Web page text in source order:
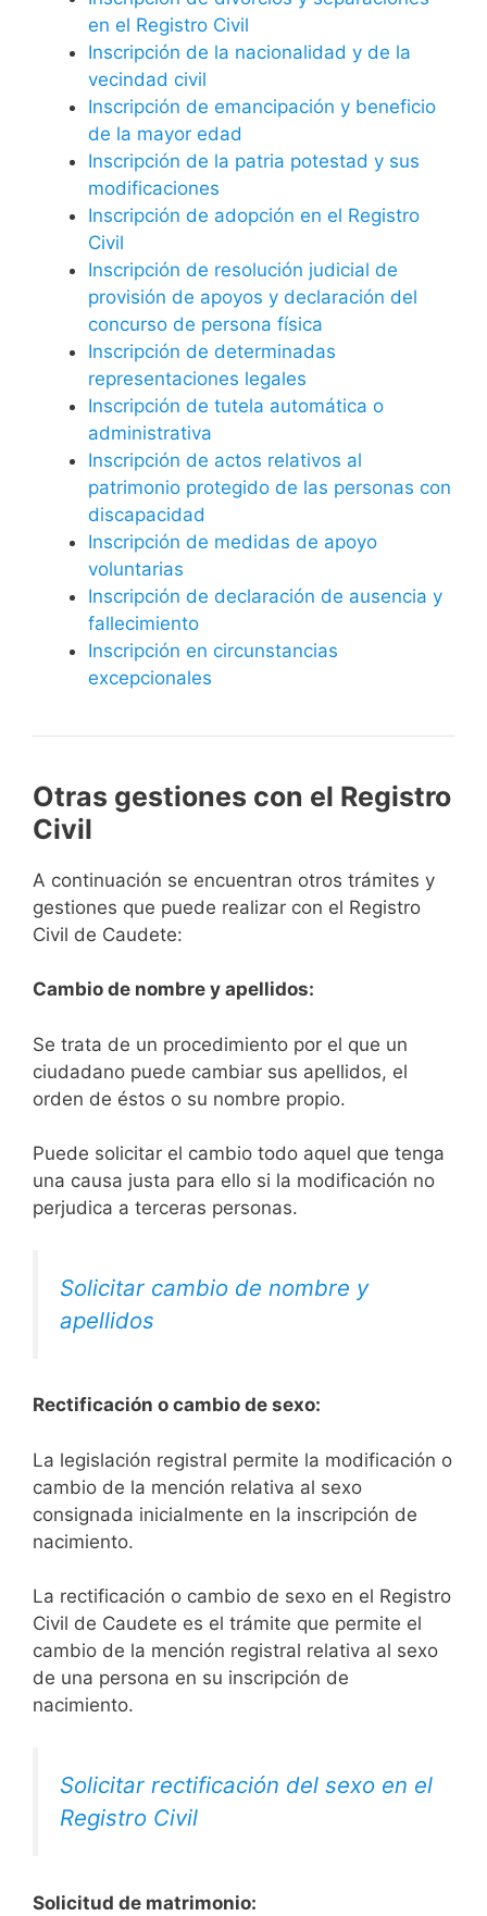
en el Registro Civil
Inscripción de la nacionalidad y de la
vecindad civil
Inscripción de emancipación y beneficio
de la mayor edad
Inscripción de la patria potestad y sus
modificaciones
Inscripción de adopción en el Registro
Civil
Inscripción de resolución judicial de
provisión de apoyos y declaración del
concurso de persona física
Inscripción de determinadas
representaciones legales
Inscripción de tutela automática o
administrativa
Inscripción de actos relativos al
patrimonio protegido de las personas con
discapacidad
Inscripción de medidas de apoyo
voluntarias
Inscripción de declaración de ausencia y
fallecimiento
Inscripción en circunstancias
excepcionales
Otras gestiones con el Registro
Civil
A continuación se encuentran otros trámites y
gestiones que puede realizar con el Registro
Civil de Caudete:
Cambio de nombre y apellidos:
Se trata de un procedimiento por el que un
ciudadano puede cambiar sus apellidos, el
orden de éstos o su nombre propio.
Puede solicitar el cambio todo aquel que tenga
una causa justa para ello si la modificación no
perjudica a terceras personas.
Solicitar cambio de nombre y
apellidos
Rectificación o cambio de sexo:
La legislación registral permite la modificación o
cambio de la mención relativa al sexo
consignada inicialmente en la inscripción de
nacimiento.
La rectificación o cambio de sexo en el Registro
Civil de Caudete es el trámite que permite el
cambio de la mención registral relativa al sexo
de una persona en su inscripción de
nacimiento.
Solicitar rectificación del sexo en el
Registro Civil
Solicitud de matrimonio: